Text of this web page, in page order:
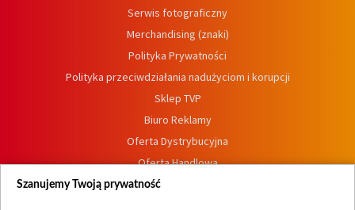
Serwis fotograficzny
Merchandising (znaki)
Polityka Prywatności
Polityka przeciwdziałania nadużyciom i korupcji
Sklep TVP
Biuro Reklamy
Oferta Dystrybucyjna
Oferta Handlowa
Dostępność
Szanujemy Twoją prywatność